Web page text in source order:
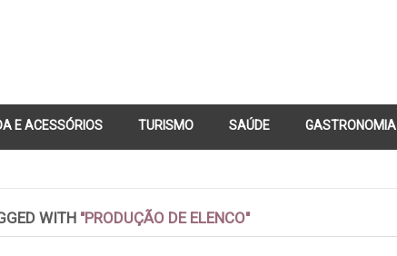
E ACESSÓRIOS TURISMO SAÚDE GASTRONOMIA
WITH "PRODUÇÃO DE ELENCO"